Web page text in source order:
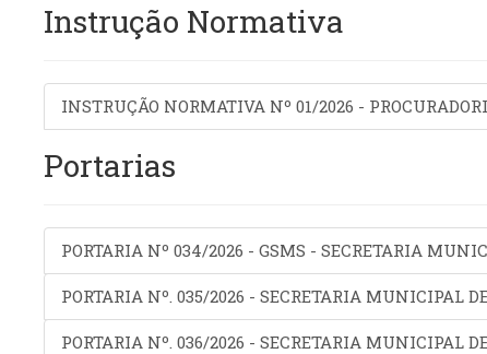
Instrução Normativa
INSTRUÇÃO NORMATIVA Nº 01/2026 -
Portarias
PORTARIA Nº 034/2026 - GSMS - SECRETARIA
PORTARIA Nº. 035/2026 - SECRETARIA MUNICIPAL
PORTARIA Nº. 036/2026 - SECRETARIA MUNICIPAL